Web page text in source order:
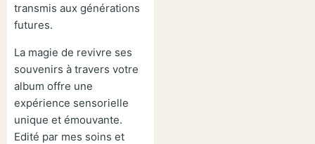
transmis aux générations
futures.
La magie de revivre ses
souvenirs à travers votre
album offre une
expérience sensorielle
unique et émouvante.
Edité par mes soins et